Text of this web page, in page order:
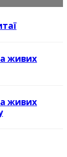
живих
живих